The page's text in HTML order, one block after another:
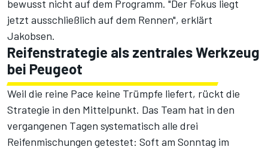
bewusst nicht auf dem Programm. "Der Fokus liegt
jetzt ausschließlich auf dem Rennen", erklärt
Jakobsen.
Reifenstrategie als zentrales Werkzeug
bei Peugeot
Weil die reine Pace keine Trümpfe liefert, rückt die
Strategie in den Mittelpunkt. Das Team hat in den
vergangenen Tagen systematisch alle drei
Reifenmischungen getestet: Soft am Sonntag im